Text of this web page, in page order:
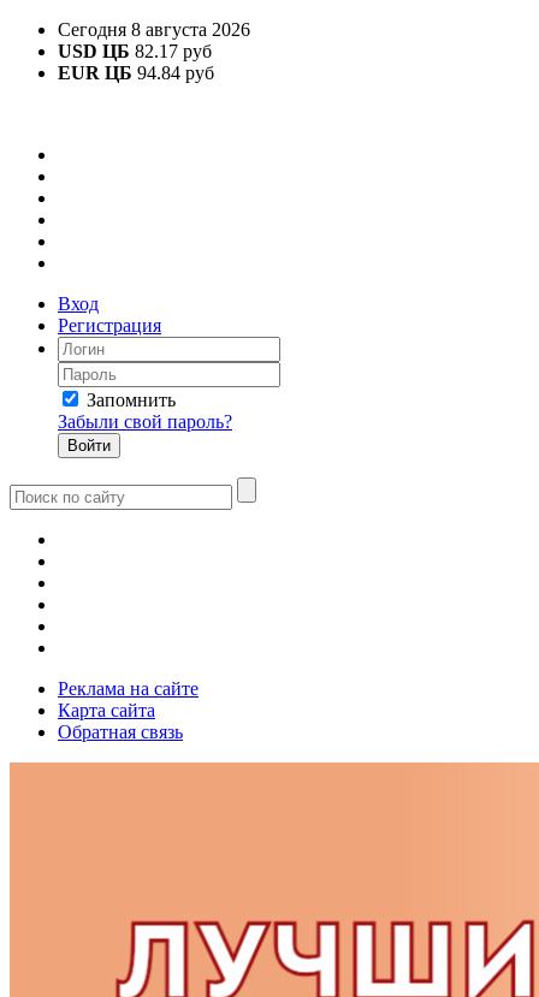
Сегодня 8 августа 2026
USD ЦБ 82.17 руб
EUR ЦБ 94.84 руб
Вход
Регистрация
Запомнить
Забыли свой пароль?
Реклама на сайте
Карта сайта
Обратная связь